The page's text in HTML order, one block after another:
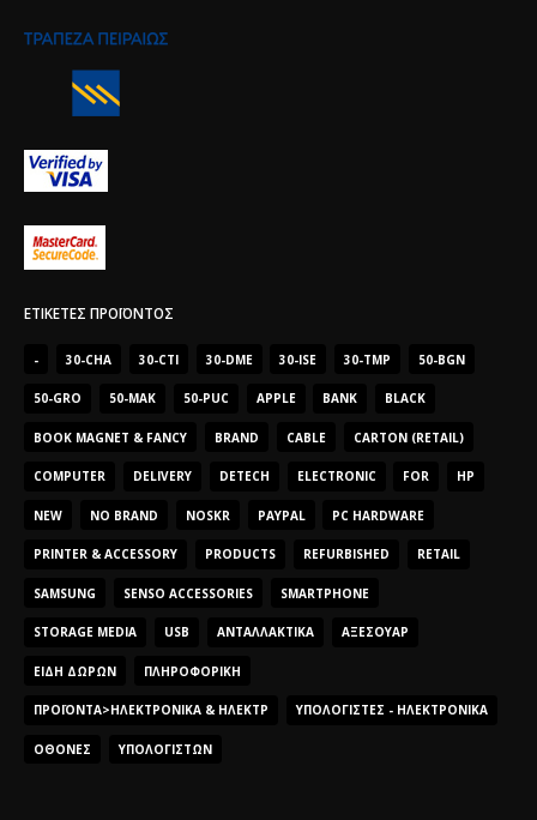
ΕΤΙΚΈΤΕΣ ΠΡΟΪΌΝΤΟΣ
- 30-CHA 30-CTI 30-DME 30-ISE 30-TMP 50-BGN
50-GRO 50-MAK 50-PUC APPLE BANK BLACK
BOOK MAGNET & FANCY BRAND CABLE CARTON (RETAIL)
COMPUTER DELIVERY DETECH ELECTRONIC FOR HP
NEW NO BRAND NOSKR PAYPAL PC HARDWARE
PRINTER & ACCESSORY PRODUCTS REFURBISHED RETAIL
SAMSUNG SENSO ACCESSORIES SMARTPHONE
STORAGE MEDIA USB ΑΝΤΑΛΛΑΚΤΙΚΆ ΑΞΕΣΟΥΆΡ
ΕΊΔΗ ΔΏΡΩΝ ΠΛΗΡΟΦΟΡΙΚΉ
ΠΡΟΪΌΝΤΑ>ΗΛΕΚΤΡΟΝΙΚΆ & ΗΛΕΚΤΡ ΥΠΟΛΟΓΙΣΤΈΣ - ΗΛΕΚΤΡΟΝΙΚΆ
ΟΘΌΝΕΣ ΥΠΟΛΟΓΙΣΤΏΝ